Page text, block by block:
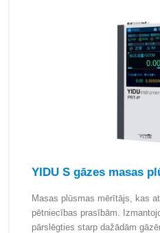
YIDU S gāzes masas
Masas plūsmas mērītājs, kas
pētniecības prasībām.
pārslēgties starp dažādām